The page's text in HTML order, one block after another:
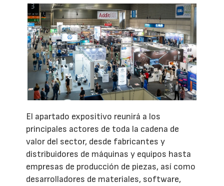
El apartado expositivo reunirá a los
principales actores de toda la cadena de
valor del sector, desde fabricantes y
distribuidores de máquinas y equipos hasta
empresas de producción de piezas, así como
desarrolladores de materiales, software,